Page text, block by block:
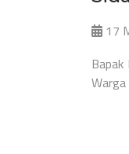
17